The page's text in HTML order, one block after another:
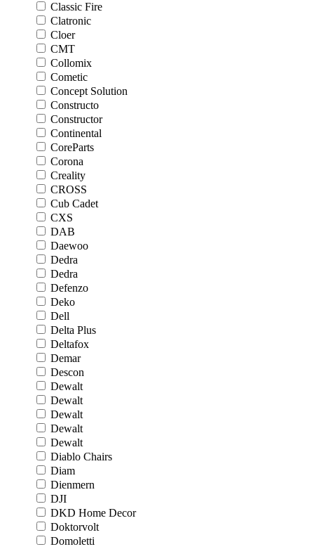
Classic Fire
Clatronic
Cloer
CMT
Collomix
Cometic
Concept Solution
Constructo
Constructor
Continental
CoreParts
Corona
Creality
CROSS
Cub Cadet
CXS
DAB
Daewoo
Dedra
Dedra
Defenzo
Deko
Dell
Delta Plus
Deltafox
Demar
Descon
Dewalt
Dewalt
Dewalt
Dewalt
Dewalt
Diablo Chairs
Diam
Dienmern
DJI
DKD Home Decor
Doktorvolt
Domoletti